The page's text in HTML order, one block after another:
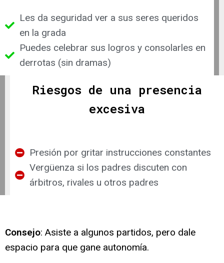
Les da seguridad ver a sus seres queridos
en la grada
Puedes celebrar sus logros y consolarles en
derrotas (sin dramas)
Riesgos de una presencia
excesiva
Presión por gritar instrucciones constantes
Vergüenza si los padres discuten con
árbitros, rivales u otros padres
Consejo: Asiste a algunos partidos, pero dale
espacio para que gane autonomía.